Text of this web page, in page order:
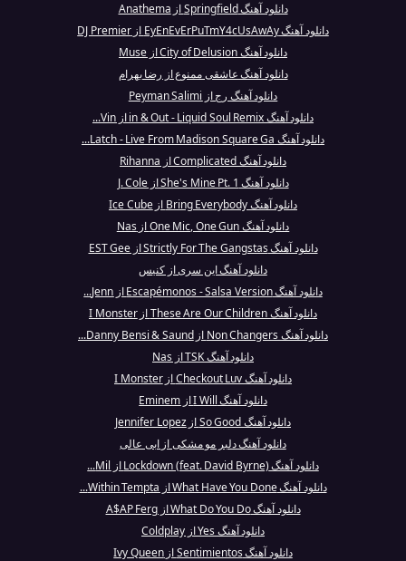
دانلود آهنگ Springfield از Anathema
دانلود آهنگ EyEnEvErPuTmY4cUsAwAy از DJ Premier
دانلود آهنگ City of Delusion از Muse
دانلود آهنگ عاشقی ممنوع از رضا بهرام
دانلود آهنگ رج از Peyman Salimi
دانلود آهنگ in & Out - Liquid Soul Remix از Vin...
دانلود آهنگ Latch - Live From Madison Square Ga...
دانلود آهنگ Complicated از Rihanna
دانلود آهنگ She's Mine Pt. 1 از J. Cole
دانلود آهنگ Bring Everybody از Ice Cube
دانلود آهنگ One Mic, One Gun از Nas
دانلود آهنگ Strictly For The Gangstas از EST Gee
دانلود آهنگ این سری از کنیس
دانلود آهنگ Escapémonos - Salsa Version از Jenn...
دانلود آهنگ These Are Our Children از I Monster
دانلود آهنگ Non Changers از Danny Bensi & Saund...
دانلود آهنگ TSK از Nas
دانلود آهنگ Checkout Luv از I Monster
دانلود آهنگ I Will از Eminem
دانلود آهنگ So Good از Jennifer Lopez
دانلود آهنگ دلبر مو مشکی از ابی عالی
دانلود آهنگ Lockdown (feat. David Byrne) از Mil...
دانلود آهنگ What Have You Done از Within Tempta...
دانلود آهنگ What Do You Do از A$AP Ferg
دانلود آهنگ Yes از Coldplay
دانلود آهنگ Sentimientos از Ivy Queen